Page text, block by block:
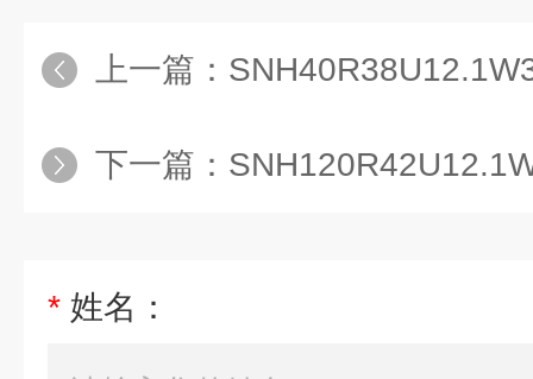
上一篇：
下一篇：
* 姓名：